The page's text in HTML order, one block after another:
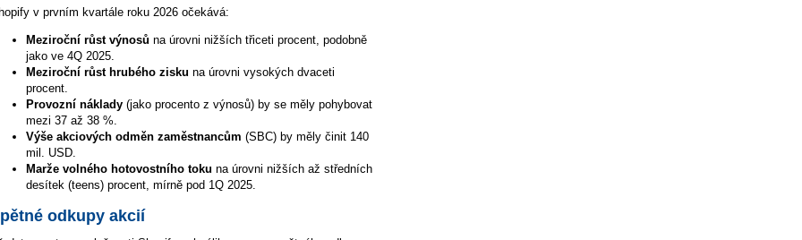
v prvním kvartále roku 2026 očekává:
Meziroční růst výnosů na úrovni nižších třiceti procent, podobně
jako ve 4Q 2025.
Meziroční růst hrubého zisku na úrovni vysokých dvaceti
procent.
Provozní náklady (jako procento z výnosů) by se měly pohybovat
mezi 37 až 38 %.
Výše akciových odměn zaměstnancům (SBC) by měly činit 140
mil. USD.
Marže volného hotovostního toku na úrovni nižších až středních
desítek (teens) procent, mírně pod 1Q 2025.
odkupy akcií